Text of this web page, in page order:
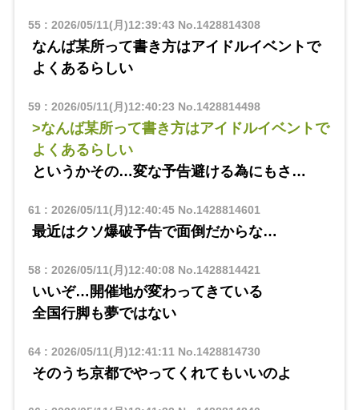
55: 2026/05/11(月)12:39:43 No.1428814308
なんば某所って書き方はアイドルイベントで
よくあるらしい
59: 2026/05/11(月)12:40:23 No.1428814498
>なんば某所って書き方はアイドルイベントで
よくあるらしい
というかその…変な予告避ける為にもさ…
61 : 2026/05/11(月)12:40:45No.1428814601
最近はクソ爆破予告で面倒だからな…
58: 2026/05/11(月)12:40:08No.1428814421
いいぞ…開催地が変わってきている
全国行脚も夢ではない
64: 2026/05/11(月)12:41:11 No.1428814730
そのうち京都でやってくれてもいいのよ